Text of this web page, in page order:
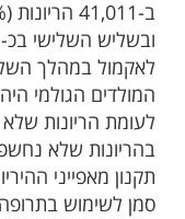
לאקמול במהלך
המולדים הגולמי
בהריונות שלא
תקנון מאפייני
סמן לשימוש